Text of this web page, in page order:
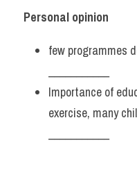
Personal opinion
few programmes
Importance of
exercise, many